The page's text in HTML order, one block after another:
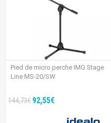
Pied de micro perche IMG Stage
Line MS-20/SW
144,73€ 92,55€